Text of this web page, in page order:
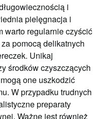
i
pielęgnacja i
warto regularnie czyścić
pomocą delikatnych
Unikaj
środków czyszczących
one uszkodzić
W przypadku trudnych
preparaty
Ważne jest również